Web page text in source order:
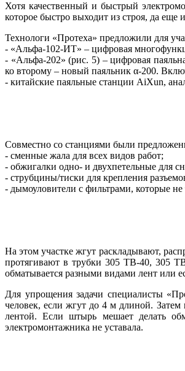
Хотя качественный и быстрый
которое быстро выходит из строя, да
Технологи «Протеха» предложили для
- «Альфа‑102‑ИТ» – цифровая
- «Альфа‑202» (рис. 5) – цифровая
ко второму – новый паяльник α-200.
- китайские паяльные станции AiXun,
Совместно со станциями бы­ли
- сменные жала для всех видов работ;
- обжигалки одно- и двухпетельные для
- струбцины/тиски для крепления
- дымоуловители с фильтрами, которые
На этом участке жгут раскладывают,
протягивают в трубки 305 ТВ‑40, 305
обматывается разными видами лент или
Для упрощения задачи специалисты
человек, если жгут до 4 м длиной.
лентой. Если штырь мешает делать
электромонтажника не уставала.